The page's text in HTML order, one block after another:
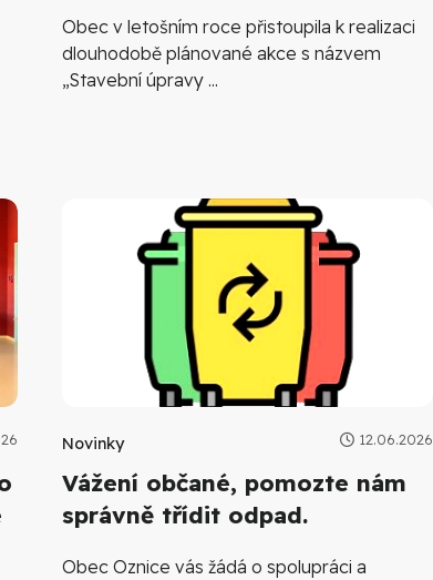
Obec v letošním roce přistoupila k realizaci
dlouhodobě plánované akce s názvem
„Stavební úpravy ...
Novinky 12.06.2026
Vážení občané, pomozte nám
správně třídit odpad.
Obec Oznice vás žádá o spolupráci a